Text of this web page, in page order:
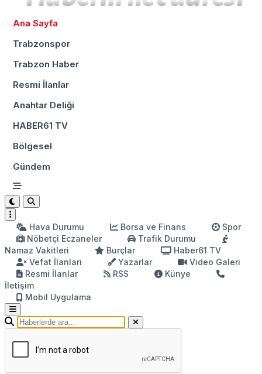
Ana Sayfa
Trabzonspor
Trabzon Haber
Resmi İlanlar
Anahtar Deliği
HABER61 TV
Bölgesel
Gündem
Hava Durumu Borsa ve Finans
Spor
Nöbetçi Eczaneler
Trafik Durumu
Namaz Vakitleri
Burçlar
Haber61 TV
Vefat İlanları
Yazarlar
Video Galeri
Resmi İlanlar
RSS
Künye
İletişim
Mobil Uygulama